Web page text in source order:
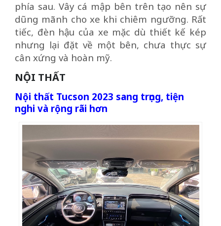
phía sau. Vây cá mập bên trên tạo nên sự
dũng mãnh cho xe khi chiêm ngưỡng. Rất
tiếc, đèn hậu của xe mặc dù thiết kế kép
nhưng lại đặt về một bên, chưa thực sự
cân xứng và hoàn mỹ.
NỘI THẤT
Nội thất Tucson 2023 sang trọng, tiện
nghi và rộng rãi hơn